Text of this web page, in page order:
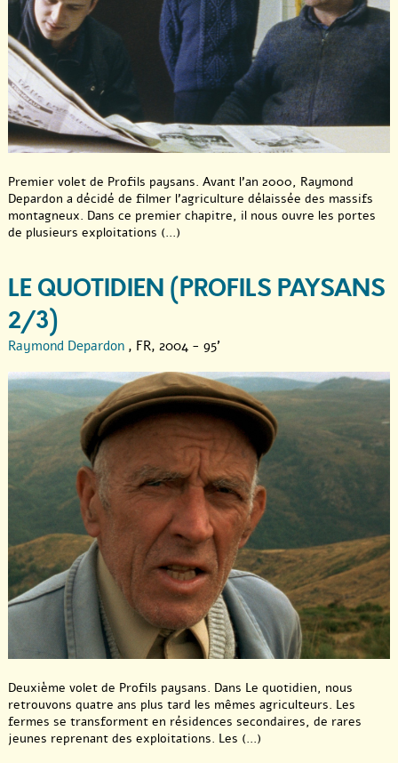
Premier volet de Profils paysans. Avant l’an 2000, Raymond
Depardon a décidé de filmer l’agriculture délaissée des massifs
montagneux. Dans ce premier chapitre, il nous ouvre les portes
de plusieurs exploitations (...)
LE QUOTIDIEN (PROFILS PAYSANS
2/3)
Raymond Depardon , FR, 2004 - 95'
Deuxième volet de Profils paysans. Dans Le quotidien, nous
retrouvons quatre ans plus tard les mêmes agriculteurs. Les
fermes se transforment en résidences secondaires, de rares
jeunes reprenant des exploitations. Les (...)